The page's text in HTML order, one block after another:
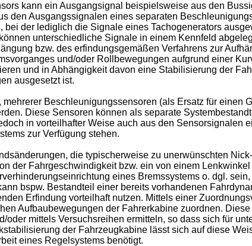
kann ein Ausgangsignal beispielsweise aus den
den Ausgangssignalen eines separaten
der lediglich die Signale eines Tachogenerators
unterschiedliche Signale in einem Kennfeld
bzw. des erfindungsgemäßen Verfahrens zur
und/oder Rollbewegungen aufgrund einer
und in Abhängigkeit davon eine Stabilisierung der
ausgesetzt ist.
Beschleunigungssensoren (als Ersatz für einen
Diese Sensoren können als separate
in vorteilhafter Weise auch aus den Sensorsignalen
zur Verfügung stehen.
die typischerweise zu unerwünschten
der Fahrgeschwindigkeit bzw. ein von einem
eines Bremssystems o. dgl.
bspw. Bestandteil einer bereits vorhandenen
Erfindung vorteilhaft nutzen. Mittels einer
Aufbaubewegungen der Fahrerkabine zuordnen.
mittels Versuchsreihen ermitteln, so dass sich für
der Fahrzeugkabine lässt sich auf diese
eines Regelsystems benötigt.